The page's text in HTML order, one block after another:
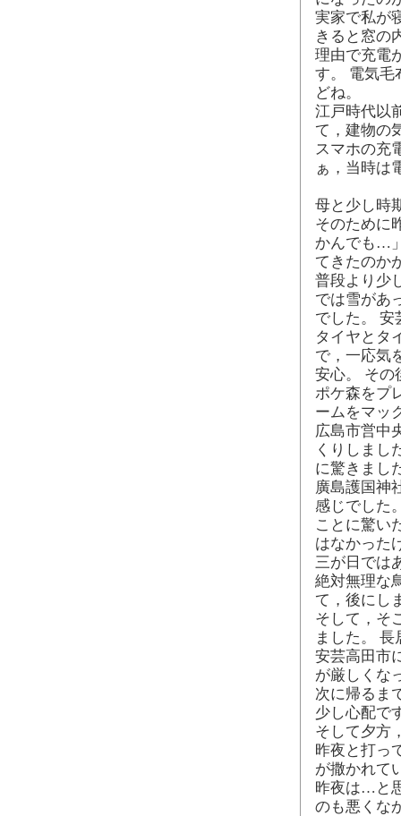
実家で私が
きると窓の
理由で充電
す。 電気毛
どね。
江戸時代以
て，建物の
スマホの充
ぁ，当時は
母と少し時
そのために
かんでも…
てきたのか
普段より少
では雪があ
でした。 安
タイヤとタ
で，一応気
安心。 その
ポケ森をプ
ームをマッ
広島市営中
くりしまし
に驚きまし
廣島護国神
感じでした
ことに驚い
はなかった
三が日では
絶対無理な
て，後にし
そして，そ
ました。 長
安芸高田市
が厳しくな
次に帰るま
少し心配で
そして夕方
昨夜と打っ
が撒かれて
昨夜は…と
のも悪くな